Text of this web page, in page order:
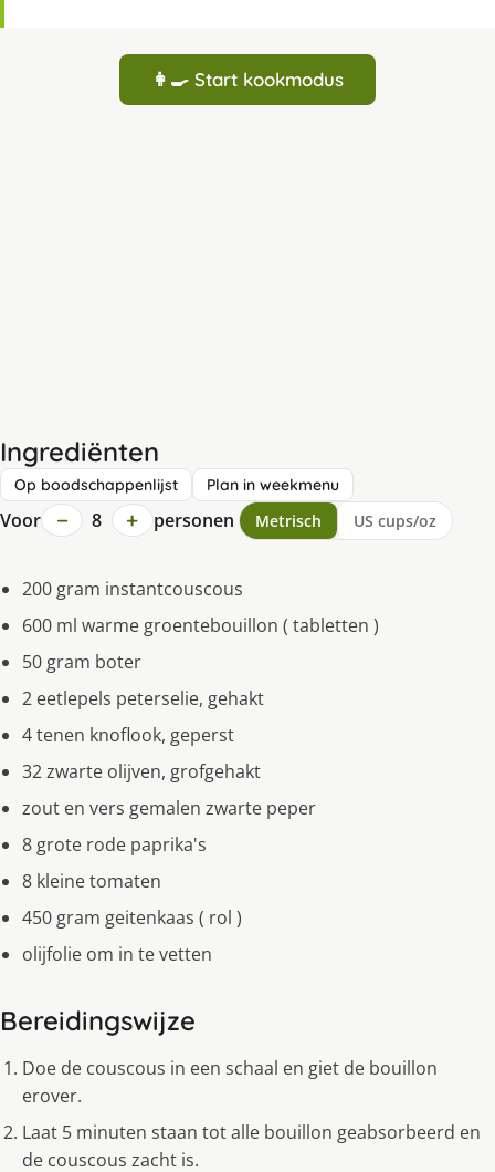
👩‍🍳 Start kookmodus
Ingrediënten
Op boodschappenlijst Plan in weekmenu
Voor − 8 + personen Metrisch US cups/oz
200 gram instantcouscous
600 ml warme groentebouillon ( tabletten )
50 gram boter
2 eetlepels peterselie, gehakt
4 tenen knoflook, geperst
32 zwarte olijven, grofgehakt
zout en vers gemalen zwarte peper
8 grote rode paprika's
8 kleine tomaten
450 gram geitenkaas ( rol )
olijfolie om in te vetten
Bereidingswijze
Doe de couscous in een schaal en giet de bouillon
erover.
Laat 5 minuten staan tot alle bouillon geabsorbeerd en
de couscous zacht is.